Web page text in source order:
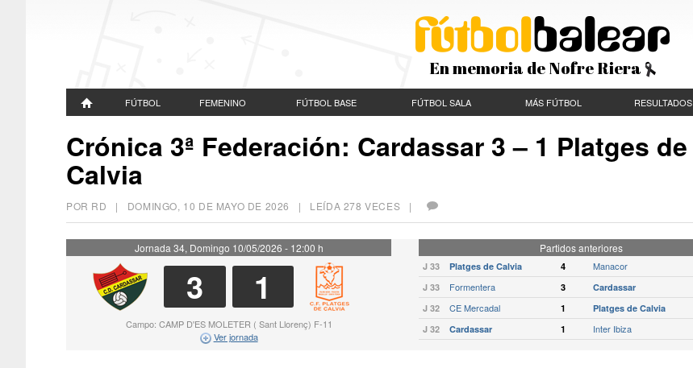
En memoria de Nofre Riera
FÚTBOL FEMENINO FÚTBOL BASE FÚTBOL SALA MÁS FÚTBOL RESULTADOS
Crónica 3ª Federación: Cardassar 3 – 1 Platges de
Calvia
POR RD | DOMINGO, 10 DE MAYO DE 2026 | LEÍDA 278 VECES |
Jornada 34, Domingo 10/05/2026 - 12:00 h
3 1
Campo: CAMP D'ES MOLETER ( Sant Llorenç) F-11
Ver jornada
Partidos anteriores
J 33 Platges de Calvia 4 Manacor
J 33
Formentera 3 Cardassar
J 32
CE Mercadal 1 Platges de Calvia
J 32
Cardassar 1 Inter Ibiza